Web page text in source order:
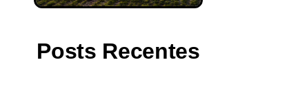
Posts Recentes